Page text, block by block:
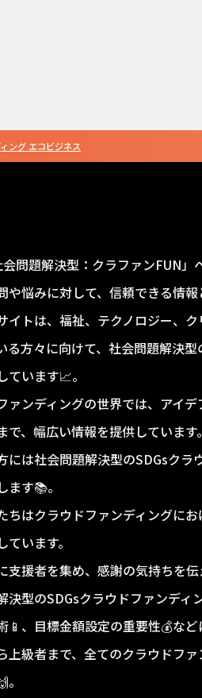
ング エコビジネス
会問題解決型：クラファンFUN
や悩みに対して、信頼できる情
イトは、福祉、テクノロジー、
る方々に向けて、社会問題解決
ています📈。
ァンディングの世界では、アイ
で、幅広い情報を提供しています。
には社会問題解決型のSDGsク
ます📚。
ちはクラウドファンディングに
ています。
支援者を集め、感謝の気持ちを
決型のSDGsクラウドファンデ
📱、目標金額設定の重要性💰な
上級者まで、全てのクラウドフ